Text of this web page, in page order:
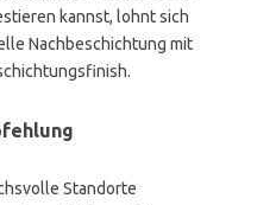
kannst, lohnt sich
Nachbeschichtung mit
Standorte